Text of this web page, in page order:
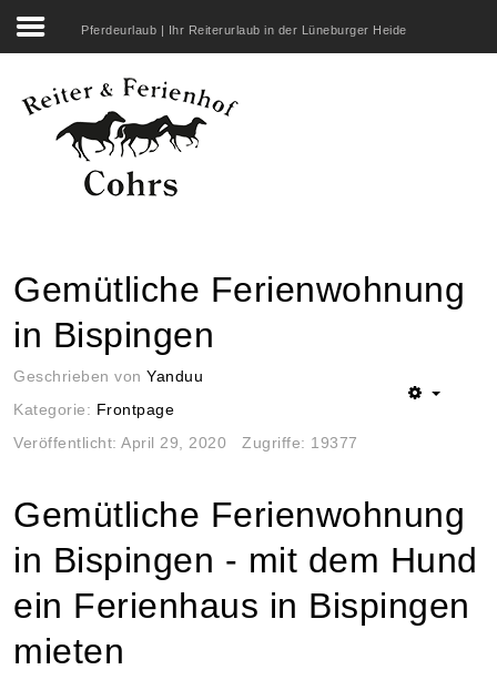
Startseite
Unser Hof
Rechtliches
Belegungsplan
Pferdeurlaub | Ihr Reiterurlaub in der Lüneburger Heide
Search
Gemütliche Ferienwohnung
in Bispingen
Geschrieben von Yanduu
Kategorie: Frontpage
Veröffentlicht: April 29, 2020
Zugriffe: 19377
Gemütliche Ferienwohnung
in Bispingen - mit dem Hund
ein Ferienhaus in Bispingen
mieten